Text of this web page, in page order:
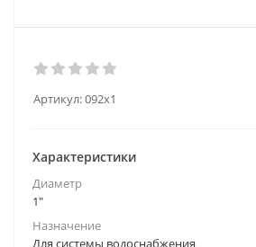
Артикул:092х1
Характеристики
Диаметр
1"
Назначение
Для системы водоснабжения